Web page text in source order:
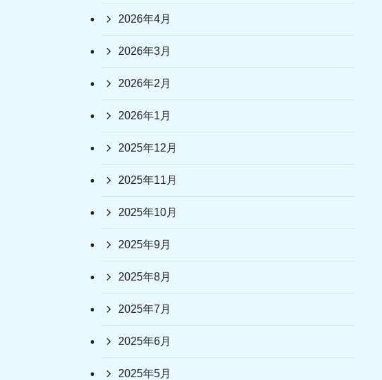
2026年4月
2026年3月
2026年2月
2026年1月
2025年12月
2025年11月
2025年10月
2025年9月
2025年8月
2025年7月
2025年6月
2025年5月